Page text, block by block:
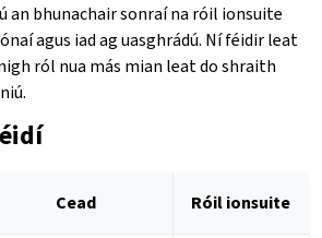
an bhunachair sonraí na róil ionsuite
agus iad ag uasghrádú. Ní féidir leat
ról nua más mian leat do shraith
Cead Róil ionsuite